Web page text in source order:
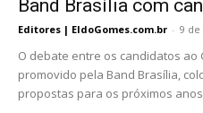
Band Brasília com
Editores | EldoGomes.com.br - 9 de
O debate entre os candidatos ao
promovido pela Band Brasília,
propostas para os próximos